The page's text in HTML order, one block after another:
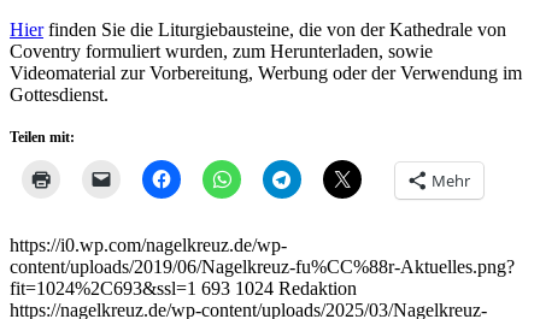
Hierfinden Sie die Liturgiebausteine, die von der Kathedrale von
Coventry formuliert wurden, zum Herunterladen, sowie
Videomaterial zur Vorbereitung, Werbung oder der Verwendung im
Gottesdienst.
Teilen mit:
Mehr
https://i0.wp.com/nagelkreuz.de/wp-
content/uploads/2019/06/Nagelkreuz-fu%CC%88r-Aktuelles.png?
fit=1024%2C693&ssl=1 693 1024 Redaktion
https://nagelkreuz.de/wp-content/uploads/2025/03/Nagelkreuz-